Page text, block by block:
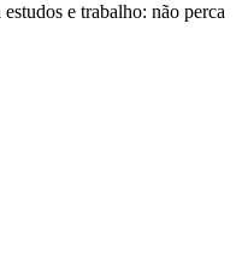
e trabalho: não perca